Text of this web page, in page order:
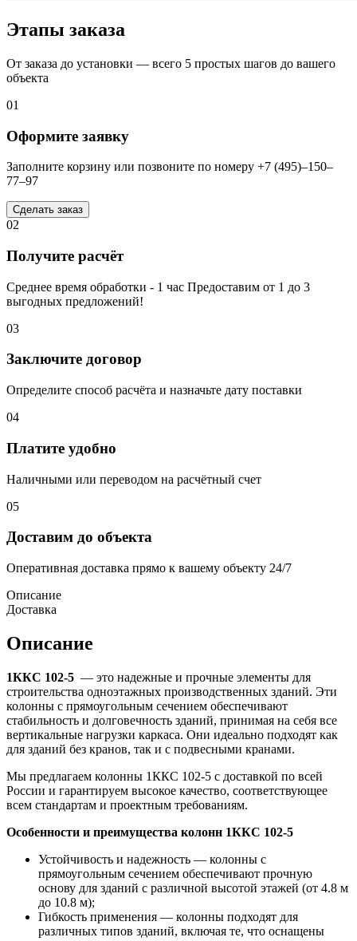
Этапы заказа
От заказа до установки — всего 5 простых шагов до вашего
объекта
01
Оформите заявку
Заполните корзину или позвоните по номеру +7 (495)–150–
77–97
Сделать заказ
02
Получите расчёт
Среднее время обработки - 1 час Предоставим от 1 до 3
выгодных предложений!
03
Заключите договор
Определите способ расчёта и назначьте дату поставки
04
Платите удобно
Наличными или переводом на расчётный счет
05
Доставим до объекта
Оперативная доставка прямо к вашему объекту 24/7
Описание
Доставка
Описание
1ККС 102-5 — это надежные и прочные элементы для
строительства одноэтажных производственных зданий. Эти
колонны с прямоугольным сечением обеспечивают
стабильность и долговечность зданий, принимая на себя все
вертикальные нагрузки каркаса. Они идеально подходят как
для зданий без кранов, так и с подвесными кранами.
Мы предлагаем колонны 1ККС 102-5 с доставкой по всей
России и гарантируем высокое качество, соответствующее
всем стандартам и проектным требованиям.
Особенности и преимущества колонн 1ККС 102-5
Устойчивость и надежность — колонны с
прямоугольным сечением обеспечивают прочную
основу для зданий с различной высотой этажей (от 4.8 м
до 10.8 м);
Гибкость применения — колонны подходят для
различных типов зданий, включая те, что оснащены